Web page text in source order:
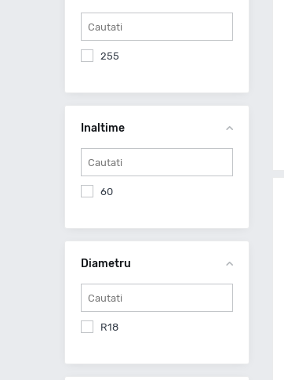
255
Inaltime
60
Diametru
R18